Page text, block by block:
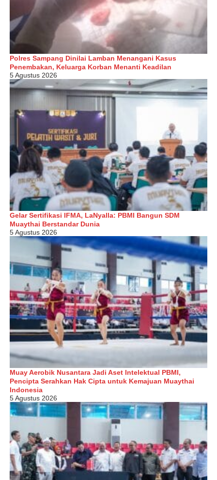
Polres Sampang Dinilai Lamban Menangani Kasus
Penembakan, Keluarga Korban Menanti Keadilan
5 Agustus 2026
Gelar Sertifikasi IFMA, LaNyalla: PBMI Bangun SDM
Muaythai Berstandar Dunia
5 Agustus 2026
Muay Aerobik Nusantara Jadi Aset Intelektual PBMI,
Pencipta Serahkan Hak Cipta untuk Kemajuan Muaythai
Indonesia
5 Agustus 2026